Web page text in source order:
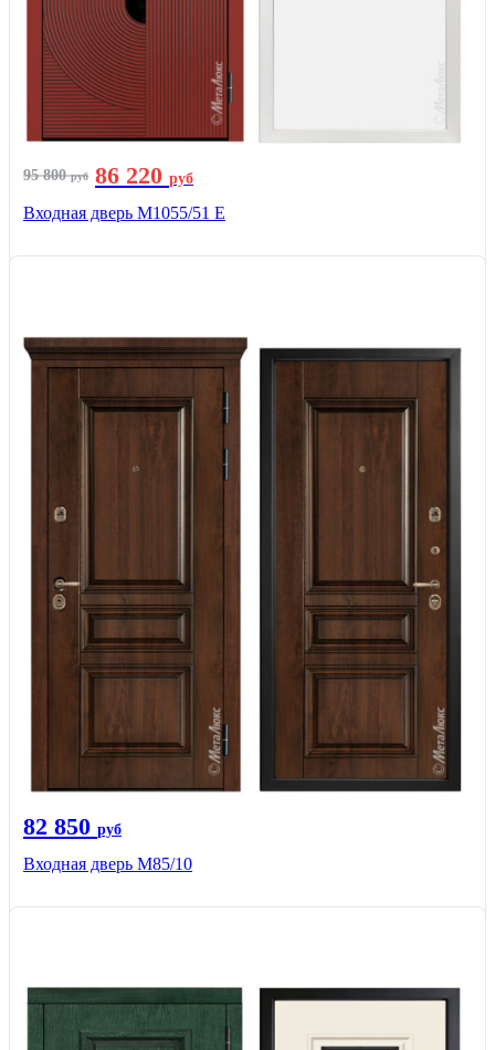
95 800руб 86 220 руб
Входная дверь М1055/51 Е
82 850 руб
Входная дверь M85/10